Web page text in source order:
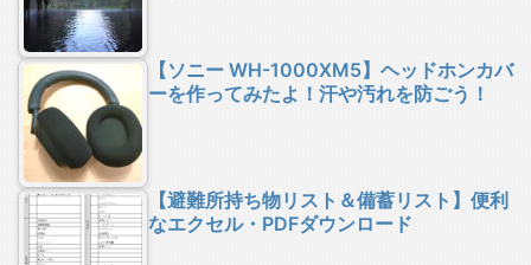
【ソニー WH-1000XM5】ヘッドホンカバ
ーを作ってみたよ！汗や汚れを防ごう！
【避難所持ち物リスト＆備蓄リスト】便利
なエクセル・PDFダウンロード